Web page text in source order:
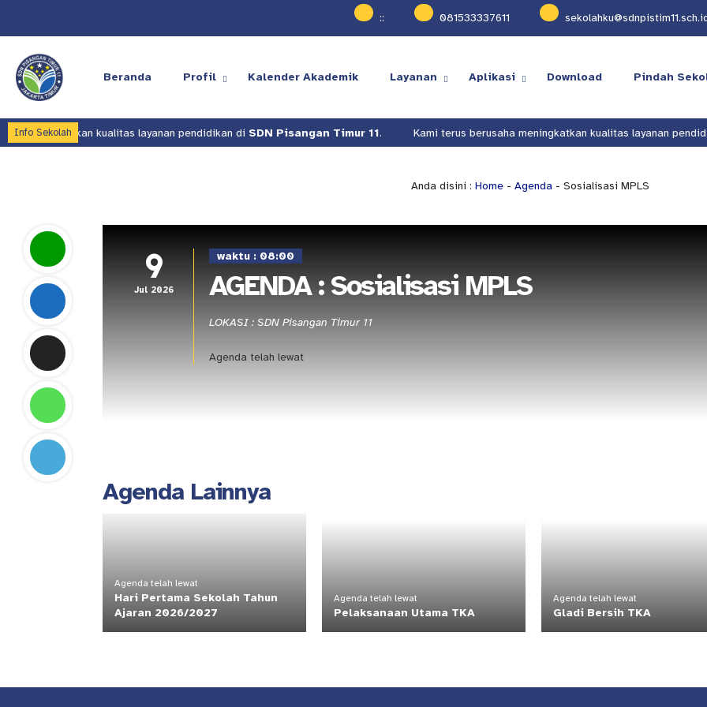
:: 081533337611
Beranda Profil Kalender Akademik Layanan Aplikasi Download Pindah
Info Sekolah
meningkatkan kualitas layanan pendidikan diSDN Pisangan Timur 11 . Kami terus berusaha meningkatkan kualitas layanan
Anda disini : Home - Agenda - Sosialisasi MPLS
9
Jul 2026
waktu : 08:00
AGENDA : Sosialisasi MPLS
LOKASI : SDN Pisangan Timur 11
Agenda telah lewat
Agenda Lainnya
Agenda telah lewat
Hari Pertama Sekolah Tahun
Ajaran 2026/2027
Agenda telah lewat
Pelaksanaan Utama TKA
Agenda telah lewat
Gladi Bersih TKA